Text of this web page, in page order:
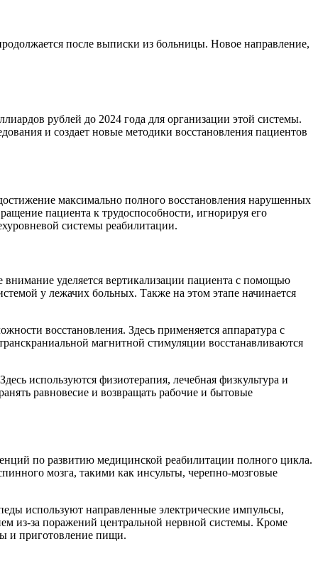
после выписки из больницы. Новое направление,
рублей до 2024 года для организации этой системы.
и создает новые методики восстановления пациентов
максимально полного восстановления нарушенных
пациента к трудоспособности, игнорируя его
системы реабилитации.
уделяется вертикализации пациента с помощью
у лежачих больных. Также на этом этапе начинается
восстановления. Здесь применяется аппаратура с
магнитной стимуляции восстанавливаются
используются физиотерапия, лечебная физкультура и
равновесие и возвращать рабочие и бытовые
по развитию медицинской реабилитации полного цикла.
мозга, такими как инсульты, черепно-мозговые
используют направленные электрические импульсы,
из-за поражений центральной нервной системы. Кроме
и приготовление пищи.